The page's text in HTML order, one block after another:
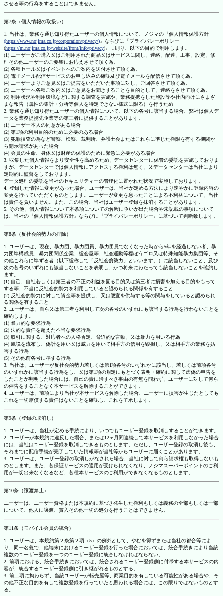
させる等の行為をすることはできません。
第7条（個人情報の取扱い）
1. 当社は、業務を通じ知り得たユーザーの個人情報について、ノジマの『個人情報保護方針
(https://www.nojima.co.jp/corporation/privacy/)』ならびに『プライバシーポリシー
(https://m.nojima.co.jp/website/front/info/privacy)』に則り、以下の目的で利用します。
(1) ユーザーがご購入又はご利用された商品又はサービスに関し、連絡、配達、工事、設定、修
理その他ユーザーのご要望にお応えさせて頂く為。
(2) 各種セール又はイベントへのご案内を送付させて頂く為。
(3) 電子メール配信サービスのお申し込みの確認及び電子メールを配信させて頂く為。
(4) ユーザーよりご意見又はご提言をいただいた事項に対し、ご回答させて頂く為。
(5) ユーザーへ各種ご案内又はご意見をお聞きすることを目的として、連絡をさせて頂く為。
(6) 利用状況や利用環境などに関する調査を実施や、業務提携をした施設等や社内向けにさまざ
まな報告（属性の集計・分析等個人を特定できない様式に限る）を行うため
2. 業務を通じ知り得たユーザーの個人情報について、以下の各号に該当する場合、弊社は個人デ
ータを業務提携先企業等の第三者に提供することがあります。
(1) ユーザー本人の同意がある場合
(2) 第1項の利用目的のために必要のある場合
(3) 犯罪捜査の為など警察、検察、裁判所、弁護士会またはこれらに準じた権限を有する機関か
ら開示請求があった場合
(4) 会員の生命、身体又は財産の保護のために緊急に必要がある場合
3. 収集した個人情報をより安全性を高めるため、データセンターに保管の委託を実施しておりま
すが、データセンターでは個人情報にアクセスする権利は無く、又データセンターは当社により
定期的に監督をしております。
データ処理の委託を当社のセキュリティーの管理化に置かれた状況で実施しております。
4. 登録した情報に変更があった場合、ユーザーは、当社が定める方法により速やかに登録内容の
変更を行っていただくものとします。ユーザーが変更を怠ったことによる不利益について、当社
は責任を負いません。また、この場合、当社はユーザー登録を抹消することがあります。
5. その他、個人情報について本条項についての解釈に争いが出た場合や未記載の事項について
は、当社の『個人情報保護方針』ならびに『プライバシーポリシー』に基づいて判断致します。
第8条（反社会的勢力の排除）
1. ユーザーは、現在、暴力団、暴力団員、暴力団員でなくなった時から5年を経過しない者、暴
力団準構成員、暴力団関係企業、総会屋等、社会運動等標ぼうゴロ又は特殊知能暴力集団等、そ
の他これらに準ずる者（以下総称して「反社会的勢力」といいます。）に該当しないこと、及び
次の各号のいずれにも該当しないことを表明し、かつ将来にわたっても該当しないことを確約し
ます。
(1) 自己、自社若しくは第三者の不正の利益を図る目的又は第三者に損害を加える目的をもって
する等、不当に反社会的勢力を利用していると認められる関係を有すること
(2) 反社会的勢力に対して資金等を提供し、又は便宜を供与する等の関与をしていると認められ
る関係を有すること
2. ユーザーは、自ら又は第三者を利用して次の各号のいずれにも該当する行為を行わないことを
確約します。
(1) 暴力的な要求行為
(2) 法的な責任を超えた不当な要求行為
(3) 取引に関する、対応者への人格否定、脅迫的な言動、又は暴力を用いる行為
(4) 風説を流布し、偽計を用い又は威力を用いて相手方の信用を毀損し、又は相手方の業務を妨
害する行為
(5) その他前各号に準ずる行為
3. 当社は、ユーザーが反社会的勢力若しくは第1項各号のいずれかに該当し、若しくは前項各号
のいずれかに該当する行為をし、又は第1項の規定にもとづく表明・確約に関して虚偽の申告を
したことが判明した場合には、自己の責に帰すべき事由の有無を問わず、ユーザーに対して何ら
の催告をすることなく本サービスを解除することができます。
4. ユーザーは、前項により当社が本サービスを解除した場合、ユーザーに損害が生じたとしても
これを一切賠償する責任はないことを確認し、これを了承します。
第9条（登録の取消し）
1. ユーザーは、当社が定める手続により、いつでもユーザー登録を取消しすることができます。
2. ユーザーが本規約に違反した場合、または12ヶ月間連続して本サービスを利用しなかった場合
には、当社はユーザー登録を取消しできるものとします。ただし、ユーザー登録の取消し後も、
それまでに配信手続が完了していた情報等が当社等からユーザーに届くことがあります。
3. ユーザーは、ユーザー登録の取消しがなされた場合、当社に対して何ら請求権も取得しないも
のとします。また、各保証サービスの適用が受けられなくなり、ノジマスーパーポイントのご利
用が一切出来なくなるなど、各種本サービスのご利用ができなくなるものとします。
第10条（譲渡禁止）
ユーザーは、ユーザー資格または本規約に基づき発生した権利もしくは義務の全部もしくは一部
について、他人に譲渡、質入その他一切の処分を行うことはできません。
第11条（モバイル会員の統合）
1. ユーザーは、本規約第２条第２項（5）の例外として、やむを得ずまたは当社の都合等によ
り、同一名義で、他端末におけるユーザー登録を行った場合においては、統合手続きにより当該
複数のユーザー登録を一つのユーザー登録に統合しなければならない。
2. 前項における、統合手続きにおいては、統合されるユーザー登録側に付帯する本サービスの内
容が、統合するユーザー登録側に引き継がれるものとする。
3. 前二項に拘わらず、当該ユーザーが転売屋等、商業目的を有している可能性がある場合や、そ
の他不正な目的を有して複数登録を行っていたと思われる場合には、この限りではないものとす
る。